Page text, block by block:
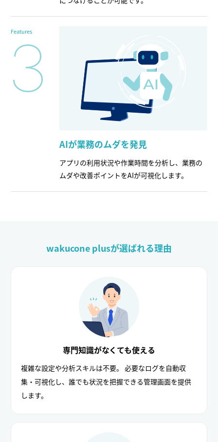
Features
3
AIが業務のムダを発見
アプリの利用状況や作業時間を分析し、業務の
ムダや改善ポイントをAIが可視化します。
wakucone plusが選ばれる理由
専門知識がなくても使える
複雑な設定や分析スキルは不要。 必要なログを自動収
集・可視化し、誰でも状況を把握できる管理画面を提供
します。